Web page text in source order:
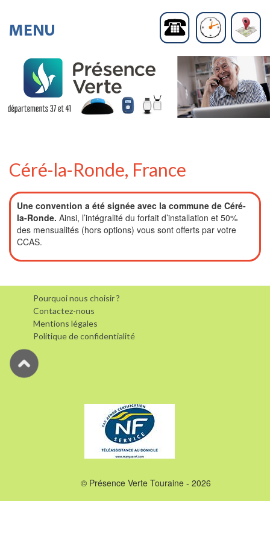
Céré-la-Ronde, France
Une convention a été signée avec la commune de Céré-
la-Ronde. Ainsi, l’intégralité du forfait d’installation et 50%
des mensualités (hors options) vous sont offerts par votre
CCAS.
Pourquoi nous choisir ?
Contactez-nous
Mentions légales
Politique de confidentialité
© Présence Verte Touraine - 2026